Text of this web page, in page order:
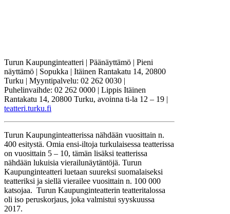
Turun Kaupunginteatteri | Päänäyttämö | Pieni
näyttämö | Sopukka | Itäinen Rantakatu 14, 20800
Turku | Myyntipalvelu: 02 262 0030 |
Puhelinvaihde: 02 262 0000 | Lippis Itäinen
Rantakatu 14, 20800 Turku, avoinna ti-la 12 – 19 |
teatteri.turku.fi
Turun Kaupunginteatterissa nähdään vuosittain n.
400 esitystä. Omia ensi-iltoja turkulaisessa teatterissa
on vuosittain 5 – 10, tämän lisäksi teatterissa
nähdään lukuisia vierailunäytäntöjä. Turun
Kaupunginteatteri luetaan suureksi suomalaiseksi
teatteriksi ja siellä vierailee vuosittain n. 100 000
katsojaa. Turun Kaupunginteatterin teatteritalossa
oli iso peruskorjaus, joka valmistui syyskuussa
2017.